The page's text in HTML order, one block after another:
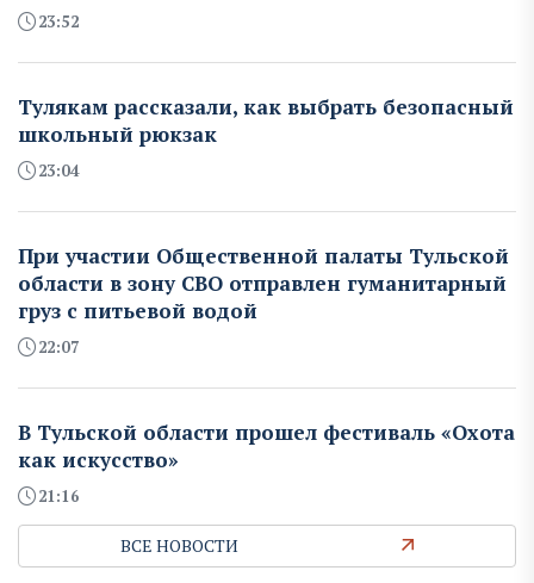
23:52
Тулякам рассказали, как выбрать безопасный
школьный рюкзак
23:04
При участии Общественной палаты Тульской
области в зону СВО отправлен гуманитарный
груз с питьевой водой
22:07
В Тульской области прошел фестиваль «Охота
как искусство»
21:16
ВСЕ НОВОСТИ